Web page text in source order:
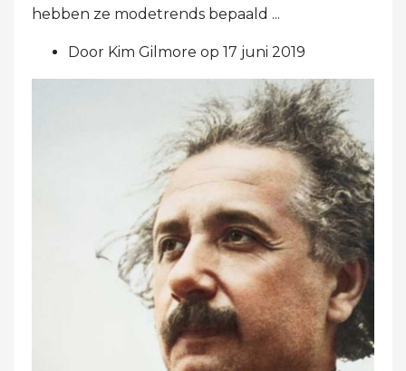
hebben ze modetrends bepaald ...
Door Kim Gilmore op 17 juni 2019